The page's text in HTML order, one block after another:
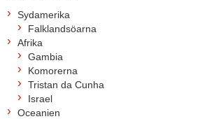
Sydamerika
Falklandsöarna
Afrika
Gambia
Komorerna
Tristan da Cunha
Israel
Oceanien